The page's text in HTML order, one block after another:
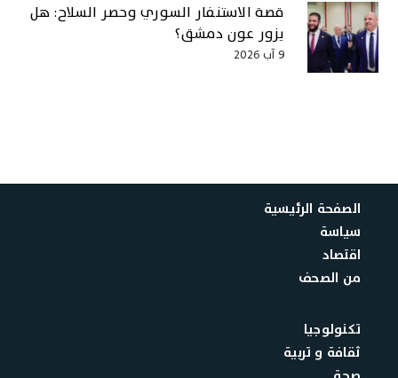
قصة الاستنفار السوري وحصر السلاح: هل
يزور عون دمشق؟
9 آب 2026
الصفحة الرئيسية
سياسة
اقتصاد
من الصحف
تكنولوجيا
ثقافة و تربية